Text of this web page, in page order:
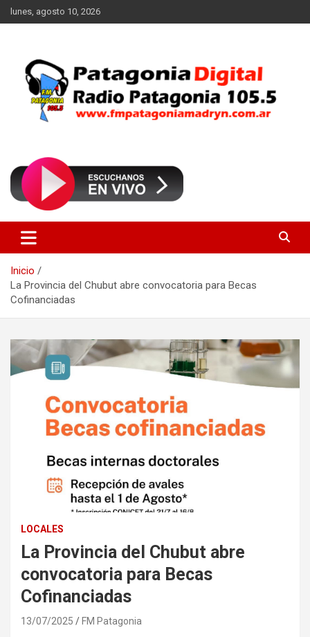
Saltar
al
lunes, agosto 10, 2026
FM Patagonia Madryn
Inicio
La Provincia del Chubut abre convocatoria para Becas
Cofinanciadas
LOCALES
La Provincia del Chubut abre
convocatoria para Becas
Cofinanciadas
13/07/2025 FM Patagonia